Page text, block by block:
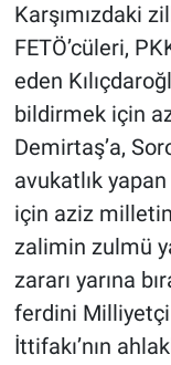
Karşımızdaki
FETÖ’cüleri,
eden
bildirmek için
Demirtaş’a,
avukatlık
için aziz
zalimin zulmü
zararı yarına
ferdini
İttifakı’nın